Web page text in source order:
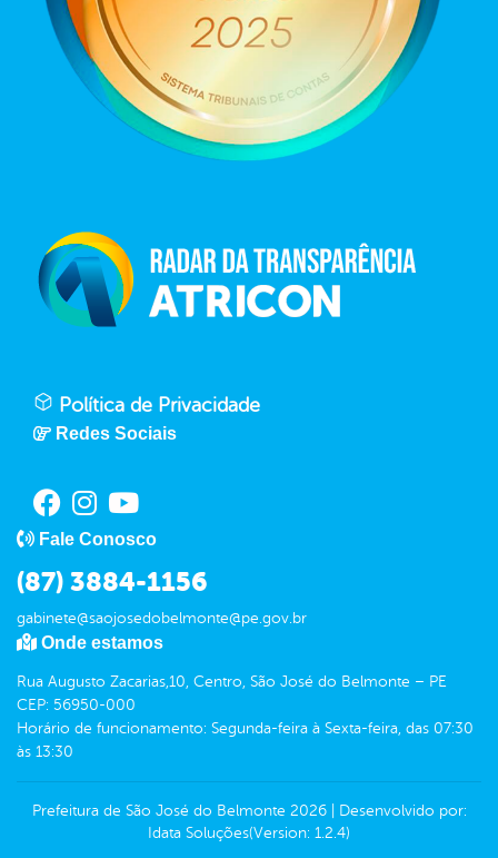
Política de Privacidade
Redes Sociais
Fale Conosco
(87) 3884-1156
gabinete@saojosedobelmonte@pe.gov.br
Onde estamos
Rua Augusto Zacarias,10, Centro, São José do Belmonte – PE
CEP: 56950-000
Horário de funcionamento: Segunda-feira à Sexta-feira, das 07:30
às 13:30
Prefeitura de São José do Belmonte 2026|
Desenvolvido por:
Idata Soluções(Version: 1.2.4)